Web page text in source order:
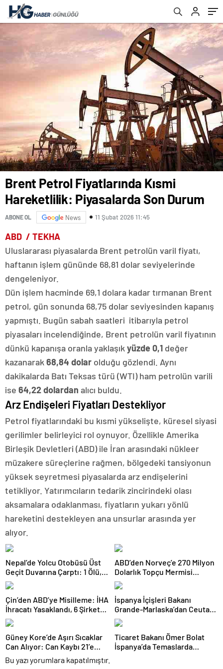
Brent Petrol Fiyatlarında Kısmi
Hareketlilik: Piyasalarda Son Durum
ABONE OL News 11 Şubat 2026 11:45
ABD / TEKHA
Uluslararası piyasalarda Brent petrolün varil fiyatı,
haftanın işlem gününde 68,81 dolar seviyelerinde
dengeleniyor.
Dün işlem hacminde 69,1 dolara kadar tırmanan Brent
petrol, gün sonunda 68,75 dolar seviyesinden kapanış
yapmıştı. Bugün sabah saatleri itibarıyla petrol
piyasaları incelendiğinde, Brent petrolün varil fiyatının
dünkü kapanışa oranla yaklaşık yüzde 0,1 değer
kazanarak 68,84 dolar olduğu gözlendi. Aynı
dakikalarda Batı Teksas türü (WTI) ham petrolün varili
ise 64,22 dolardan alıcı buldu.
Arz Endişeleri Fiyatları Destekliyor
Petrol fiyatlarındaki bu kısmi yükselişte, küresel siyasi
gerilimler belirleyici rol oynuyor. Özellikle Amerika
Birleşik Devletleri (ABD) ile İran arasındaki nükleer
müzakere süreçlerine rağmen, bölgedeki tansiyonun
yüksek seyretmesi piyasalarda arz endişelerini
tetikliyor. Yatırımcıların tedarik zincirindeki olası
aksamalara odaklanması, fiyatların yukarı yönlü
hareketini destekleyen ana unsurlar arasında yer
alıyor.
Nepal’de Yolcu Otobüsü Üst
Geçit Duvarına Çarptı: 1 Ölü,
19 Yaralı
ABD’den Norveç’e 270 Milyon
Dolarlık Topçu Mermisi
Satışına Onay
Çin’den ABD’ye Misilleme: İHA
İhracatı Yasaklandı, 6 Şirket
Yaptırım Listesinde
İspanya İçişleri Bakanı
Grande-Marlaska’dan Ceuta
Açıklaması
Güney Kore’de Aşırı Sıcaklar
Can Alıyor: Can Kaybı 21’e
Yükseldi
Ticaret Bakanı Ömer Bolat
İspanya’da Temaslarda
Bu yazı yorumlara kapatılmıştır.